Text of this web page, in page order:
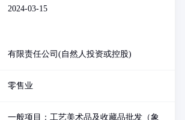
2024-03-15
有限责任公司(自然人投资或控股)
零售业
一般项目：工艺美术品及收藏品批发（象